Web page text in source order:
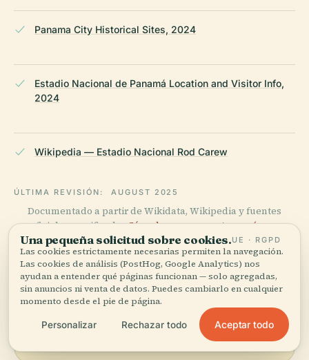
Panama City Historical Sites, 2024
Estadio Nacional de Panamá Location and Visitor Info,
2024
Wikipedia — Estadio Nacional Rod Carew
ÚLTIMA REVISIÓN: AUGUST 2025
Documentado a partir de Wikidata, Wikipedia y fuentes
oficiales · verificado ·Cómo hacemos nuestras guías →
Explora la zona
Ve Estadio Nacional Rod
Carew en el mapa y descubre
Ver mapa
Una pequeña solicitud sobre cookies.UE · RGPD
Las cookies estrictamente necesarias permiten la navegación.
Las cookies de análisis (PostHog, Google Analytics) nos
ayudan a entender qué páginas funcionan — solo agregadas,
sin anuncios ni venta de datos. Puedes cambiarlo en cualquier
momento desde el pie de página.
Personalizar Rechazar todo Aceptar todo